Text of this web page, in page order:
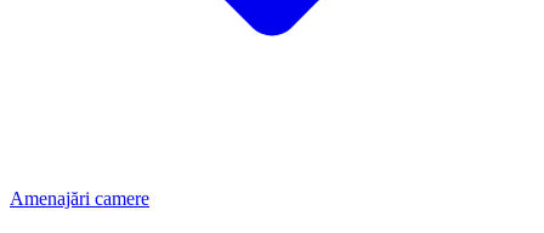
Amenajări camere